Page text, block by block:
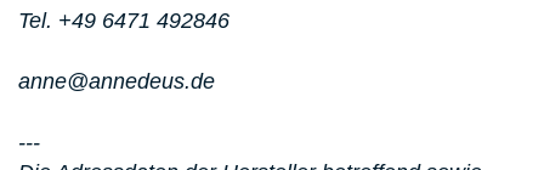
Tel. +49 6471 492846
anne@annedeus.de
---